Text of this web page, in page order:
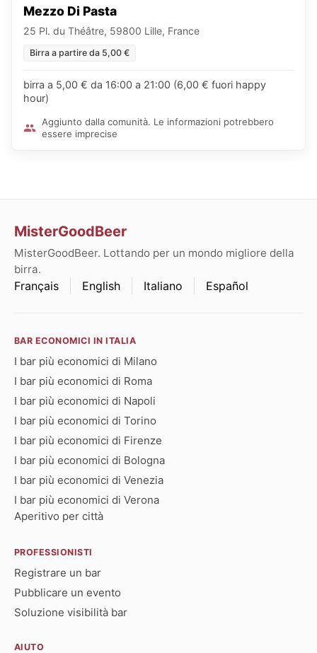
Mezzo Di Pasta
25 Pl. du Théâtre, 59800 Lille, France
Birra a partire da 5,00 €
birra a 5,00 € da 16:00 a 21:00 (6,00 € fuori happy
hour)
Aggiunto dalla comunità. Le informazioni potrebbero
essere imprecise
MisterGoodBeer
MisterGoodBeer. Lottando per un mondo migliore della
birra.
Français English Italiano Español
BAR ECONOMICI IN ITALIA
I bar più economici di Milano
I bar più economici di Roma
I bar più economici di Napoli
I bar più economici di Torino
I bar più economici di Firenze
I bar più economici di Bologna
I bar più economici di Venezia
I bar più economici di Verona
Aperitivo per città
PROFESSIONISTI
Registrare un bar
Pubblicare un evento
Soluzione visibilità bar
AIUTO